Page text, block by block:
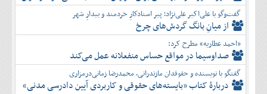
بهمن
اسفند
گفت‌وگو با علی‌اکبر علی‌نژاد؛ پیر استادکارِ خردمند و بیدارِ شهر
از میانِ بانگ گردش‌های چرخ
«احمد عطاریه» مطرح کرد:
صداوسیما در مواقع حساس منفعلانه عمل می‌کند
گفتگو با نویسنده و حقوقدان مازندرانی، محمدرضا زمانی‌درمزاری
دربارۀ کتاب ”بایسته‌های حقوقی و کاربردی آیین دادرسی مدنی»